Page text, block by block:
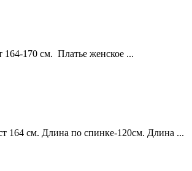
164-170 см. Платье женское ...
164 см. Длина по спинке-120см. Длина ...